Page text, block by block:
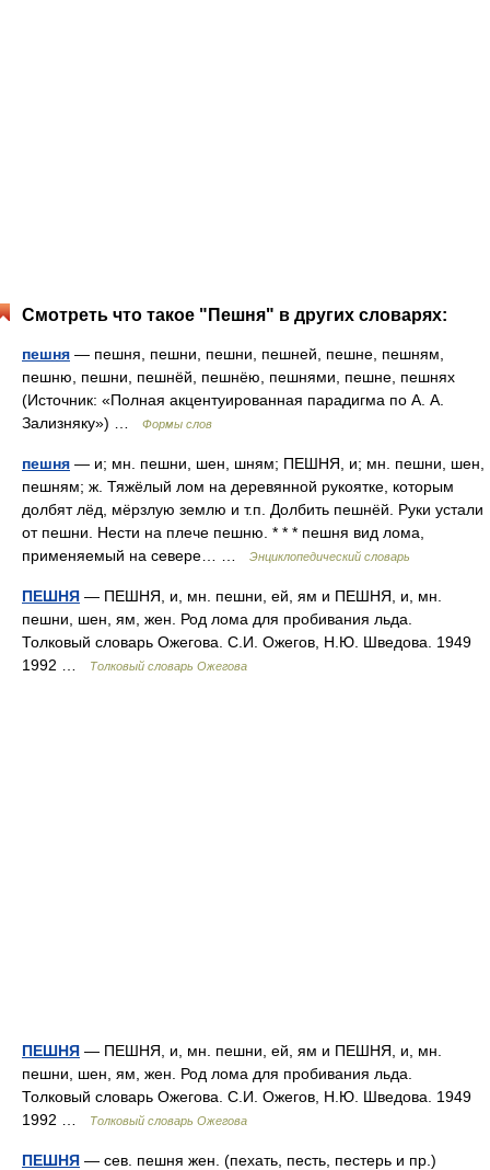
Смотреть что такое "Пешня" в других словарях:
пешня — пешня, пешни, пешни, пешней, пешне, пешням,
пешню, пешни, пешнёй, пешнёю, пешнями, пешне, пешнях
(Источник: «Полная акцентуированная парадигма по А. А.
Зализняку») …
Формы слов
пешня — и; мн. пешни, шен, шням; ПЕШНЯ, и; мн. пешни, шен,
пешням; ж. Тяжёлый лом на деревянной рукоятке, которым
долбят лёд, мёрзлую землю и т.п. Долбить пешнёй. Руки устали
от пешни. Нести на плече пешню. * * * пешня вид лома,
применяемый на севере… …
Энциклопедический словарь
ПЕШНЯ — ПЕШНЯ, и, мн. пешни, ей, ям и ПЕШНЯ, и, мн.
пешни, шен, ям, жен. Род лома для пробивания льда.
Толковый словарь Ожегова. С.И. Ожегов, Н.Ю. Шведова. 1949
1992 …
Толковый словарь Ожегова
ПЕШНЯ — ПЕШНЯ, и, мн. пешни, ей, ям и ПЕШНЯ, и, мн.
пешни, шен, ям, жен. Род лома для пробивания льда.
Толковый словарь Ожегова. С.И. Ожегов, Н.Ю. Шведова. 1949
1992 …
Толковый словарь Ожегова
ПЕШНЯ — сев. пешня жен. (пехать, песть, пестерь и пр.)